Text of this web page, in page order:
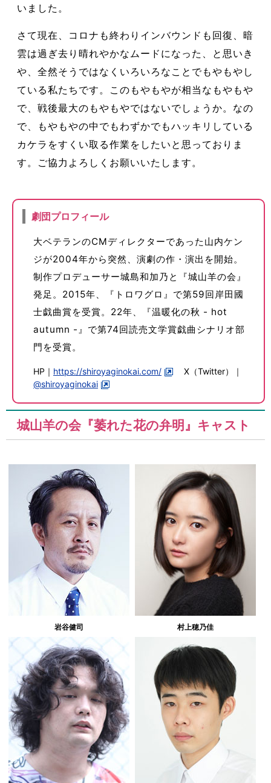
いました。
さて現在、コロナも終わりインバウンドも回復、暗
雲は過ぎ去り晴れやかなムードになった、と思いき
や、全然そうではなくいろいろなことでもやもやし
ている私たちです。このもやもやが相当なもやもや
で、戦後最大のもやもやではないでしょうか。なの
で、もやもやの中でもわずかでもハッキリしている
カケラをすくい取る作業をしたいと思っておりま
す。ご協力よろしくお願いいたします。
劇団プロフィール
大ベテランのCMディレクターであった山内ケン
ジが2004年から突然、演劇の作・演出を開始。
制作プロデューサー城島和加乃と『城山羊の会』
発足。2015年、『トロワグロ』で第59回岸田國
士戯曲賞を受賞。22年、『温暖化の秋 - hot
autumn -』で第74回読売文学賞戯曲シナリオ部
門を受賞。
HP｜ https://shiroyaginokai.com/
X（Twitter）｜
@shiroyaginokai
城山羊の会『萎れた花の弁明』キャスト
岩谷健司 村上穂乃佳